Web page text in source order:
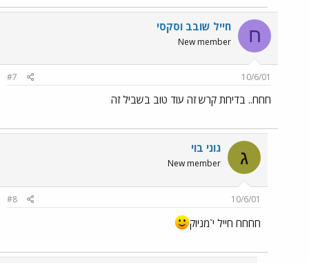
ח חייל שובב וסקסי
New member
10/6/01
#7
חחח.. בדיחת קרש זה עוד טוב בשביל זה
ג גוני בוי
New member
10/6/01
#8
חחחח חייל י`מניוק